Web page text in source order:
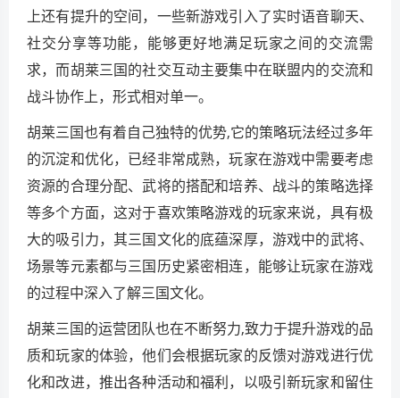
上还有提升的空间，一些新游戏引入了实时语音聊天、
社交分享等功能，能够更好地满足玩家之间的交流需
求，而胡莱三国的社交互动主要集中在联盟内的交流和
战斗协作上，形式相对单一。
胡莱三国也有着自己独特的优势,它的策略玩法经过多年
的沉淀和优化，已经非常成熟，玩家在游戏中需要考虑
资源的合理分配、武将的搭配和培养、战斗的策略选择
等多个方面，这对于喜欢策略游戏的玩家来说，具有极
大的吸引力，其三国文化的底蕴深厚，游戏中的武将、
场景等元素都与三国历史紧密相连，能够让玩家在游戏
的过程中深入了解三国文化。
胡莱三国的运营团队也在不断努力,致力于提升游戏的品
质和玩家的体验，他们会根据玩家的反馈对游戏进行优
化和改进，推出各种活动和福利，以吸引新玩家和留住